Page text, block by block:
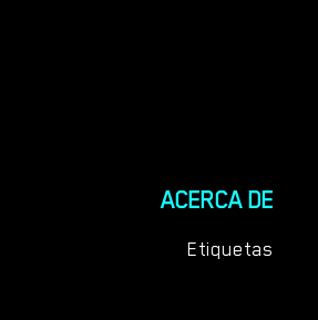
ACERCA DE
Etiquetas